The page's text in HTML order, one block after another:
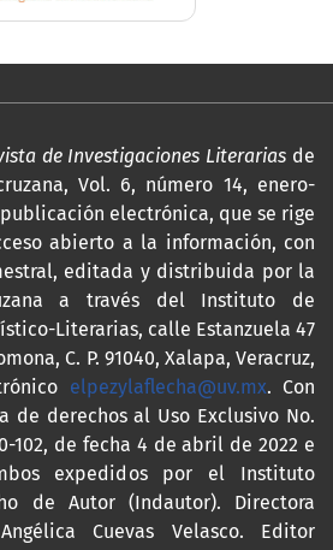
de Investigaciones Literarias de
Vol. 6, número 14, enero-
electrónica, que se rige
abierto a la información, con
editada y distribuida por la
a través del Instituto de
Literarias, calle Estanzuela 47
C. P. 91040, Xalapa, Veracruz,
elpezylaflecha@uv.mx. Con
de derechos al Uso Exclusivo No.
102, de fecha 4 de abril de 2022 e
expedidos por el Instituto
de Autor (Indautor). Directora
Cuevas Velasco. Editor